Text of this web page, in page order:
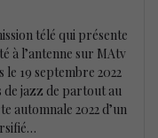
télé qui présente
à l’antenne sur MAtv
le 19 septembre 2022
jazz de partout au
automnale 2022 d’un